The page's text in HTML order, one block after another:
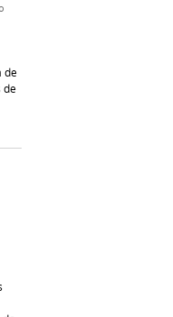
de
de